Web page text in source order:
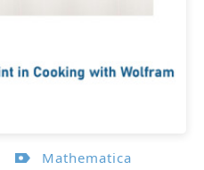
Mathematica